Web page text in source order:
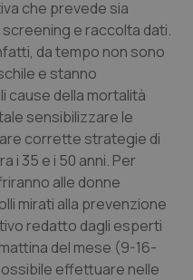
che prevede sia
e raccolta dati.
da tempo non sono
e stanno
cause della mortalità
sensibilizzare le
corrette strategie di
i 35 e i 50 anni. Per
alle donne
mirati alla prevenzione
redatto dagli esperti
del mese (9-16-
effettuare nelle